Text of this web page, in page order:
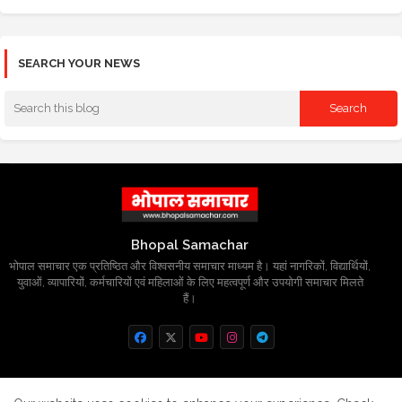
SEARCH YOUR NEWS
Bhopal Samachar
भोपाल समाचार एक प्रतिष्ठित और विश्वसनीय समाचार माध्यम है। यहां नागरिकों, विद्यार्थियों,
युवाओं, व्यापारियों, कर्मचारियों एवं महिलाओं के लिए महत्वपूर्ण और उपयोगी समाचार मिलते
हैं।